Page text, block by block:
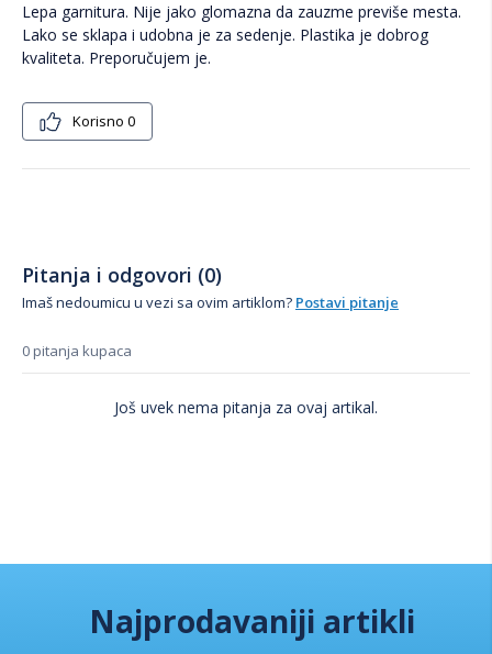
Lepa garnitura. Nije jako glomazna da zauzme previše mesta.
Lako se sklapa i udobna je za sedenje. Plastika je dobrog
kvaliteta. Preporučujem je.
Korisno 0
Pitanja i odgovori (0)
Imaš nedoumicu u vezi sa ovim artiklom? Postavi pitanje
0 pitanja kupaca
Još uvek nema pitanja za ovaj artikal.
Najprodavaniji artikli